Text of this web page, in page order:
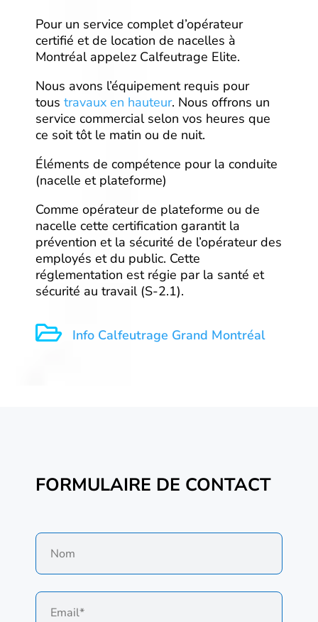
Pour un service complet d’opérateur
certifié et de location de nacelles à
Montréal appelez Calfeutrage Elite.
Nous avons l’équipement requis pour
tous travaux en hauteur. Nous offrons un
service commercial selon vos heures que
ce soit tôt le matin ou de nuit.
Éléments de compétence pour la conduite
(nacelle et plateforme)
Comme opérateur de plateforme ou de
nacelle cette certification garantit la
prévention et la sécurité de l’opérateur des
employés et du public. Cette
réglementation est régie par la santé et
sécurité au travail (S-2.1).
 Info Calfeutrage Grand Montréal
FORMULAIRE DE CONTACT